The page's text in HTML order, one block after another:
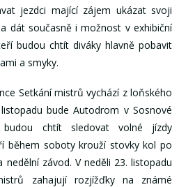
jezdci mající zájem ukázat svoji
dát současně i možnost v exhibiční
budou chtít diváky hlavně pobavit
a smyky.
Setkání mistrů vychází z loňského
bude Autodrom v Sosnové
chtít sledovat volné jízdy
během soboty krouží stovky kol po
závod. V neděli 23. listopadu
zahajují rozjížďky na známé